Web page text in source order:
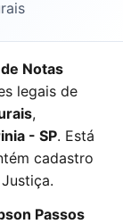
Notas
legais de
,
- SP. Está
cadastro
Passos